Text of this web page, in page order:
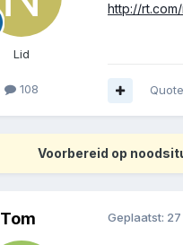
Lid
108
http://
Quote
Voorbereid op
Tom Geplaatst: